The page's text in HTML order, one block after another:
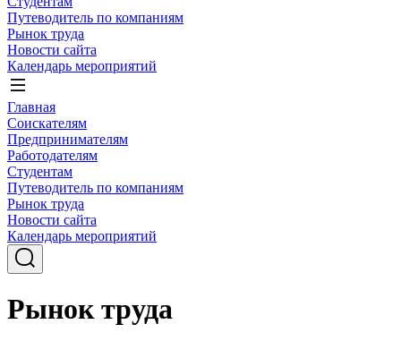
Путеводитель по компаниям
Рынок труда
Новости сайта
Календарь мероприятий
Главная
Соискателям
Предпринимателям
Работодателям
Студентам
Путеводитель по компаниям
Рынок труда
Новости сайта
Календарь мероприятий
Рынок труда